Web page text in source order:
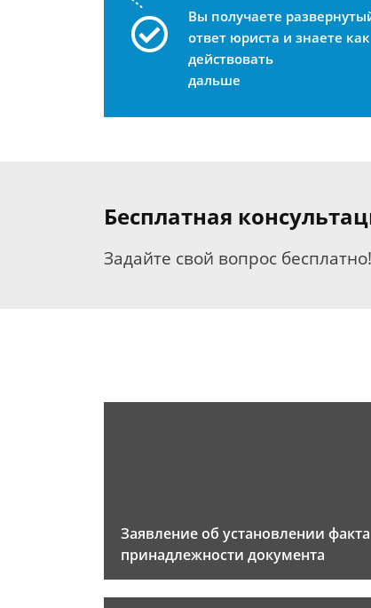
Вы получаете
ответ юриста и знаете как
действовать
дальше
Бесплатная
Задайте свой вопрос
Заявление об установлении факта
принадлежности документа